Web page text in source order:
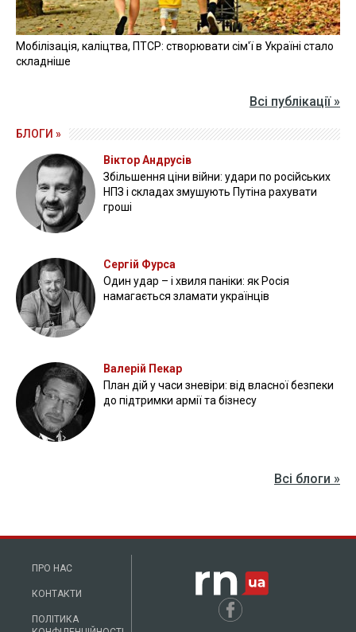
Мобілізація, каліцтва, ПТСР: створювати сім'ї в Україні стало
складніше
Всі публікації »
БЛОГИ »
Віктор Андрусів
Збільшення ціни війни: удари по російських
НПЗ і складах змушують Путіна рахувати
гроші
Сергій Фурса
Один удар – і хвиля паніки: як Росія
намагається зламати українців
Валерій Пекар
План дій у часи зневіри: від власної безпеки
до підтримки армії та бізнесу
Всі блоги »
ПРО НАС
КОНТАКТИ
ПОЛІТИКА